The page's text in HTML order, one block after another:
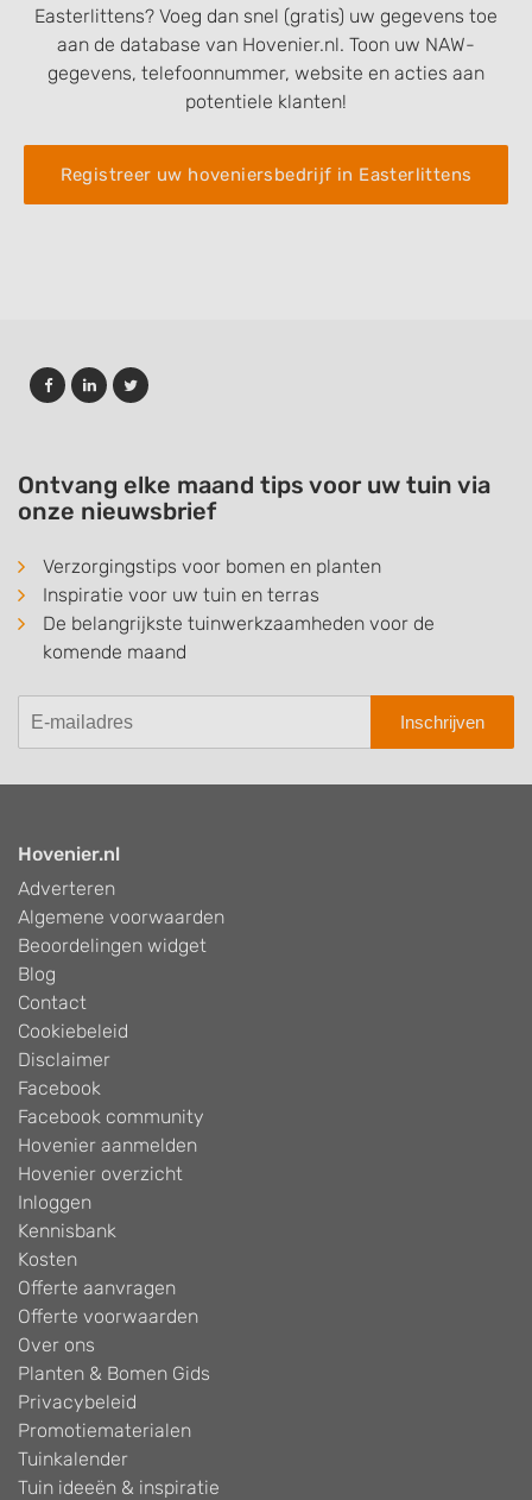
Easterlittens? Voeg dan snel (gratis) uw gegevens toe
aan de database van Hovenier.nl. Toon uw NAW-
gegevens, telefoonnummer, website en acties aan
potentiele klanten!
Registreer uw hoveniersbedrijf in Easterlittens
Ontvang elke maand tips voor uw tuin via
onze nieuwsbrief
Verzorgingstips voor bomen en planten
Inspiratie voor uw tuin en terras
De belangrijkste tuinwerkzaamheden voor de
komende maand
Inschrijven
Hovenier.nl
Adverteren
Algemene voorwaarden
Beoordelingen widget
Blog
Contact
Cookiebeleid
Disclaimer
Facebook
Facebook community
Hovenier aanmelden
Hovenier overzicht
Inloggen
Kennisbank
Kosten
Offerte aanvragen
Offerte voorwaarden
Over ons
Planten & Bomen Gids
Privacybeleid
Promotiematerialen
Tuinkalender
Tuin ideeën & inspiratie